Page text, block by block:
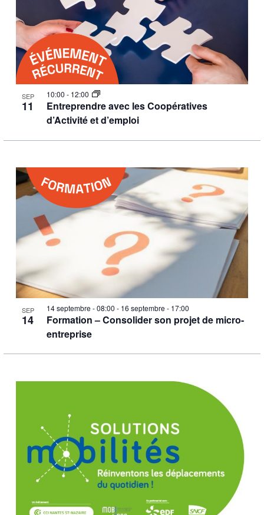
SEP
11
10:00- 12:00
Entreprendre avec les Coopératives
d’Activité et d’emploi
SEP
14
14 septembre - 08:00 - 16 septembre - 17:00
Formation – Consolider son projet de micro-
entreprise